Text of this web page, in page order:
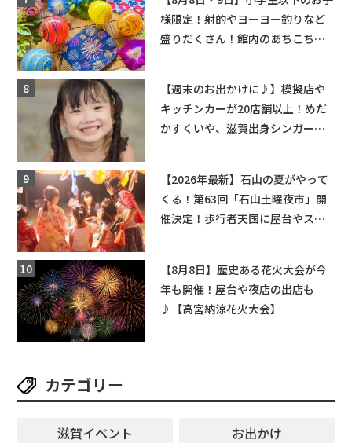
様限定！射的やヨーヨー釣りなど
盛りだくさん！館内のあちこちに
【週末のお出かけに♪】模擬店や
キッチンカーが20店舗以上！めだ
かすくいや、滋賀出身シンガーソ
【2026年最新】石山の夏がやって
くる！第63回「石山土曜夜市」開
催決定！歩行者天国に屋台やステ
【8月8日】歴史ある花火大会が今
年も開催！屋台や夜店の出店も
♪【高宮納涼花火大会】
カテゴリー
滋賀イベント
お出かけ